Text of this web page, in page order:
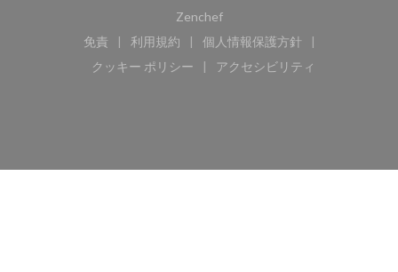
Zenchef((新しいウィンドウで開きます))
免責
((新しいウィンドウで開きます))
利用規約
((新しいウィンドウで開きます))
個人情報保護方針
((新しいウィンドウで開
クッキー ポリシー
((新しいウィンドウで開きます))
アクセシビリティ
((新しいウィンドウで